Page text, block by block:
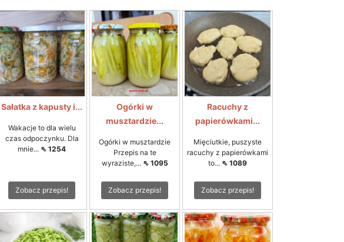
Sałatka z kapusty i...
Wakacje to dla wielu
czas odpoczynku. Dla
mnie... ⇖ 1254
Zobacz przepis!
Ogórki w
musztardzie...
Ogórki w musztardzie
Przepis na te
wyraziste,... ⇖ 1095
Zobacz przepis!
Racuchy z
papierówkami...
Mięciutkie, puszyste
racuchy z papierówkami
to... ⇖ 1089
Zobacz przepis!